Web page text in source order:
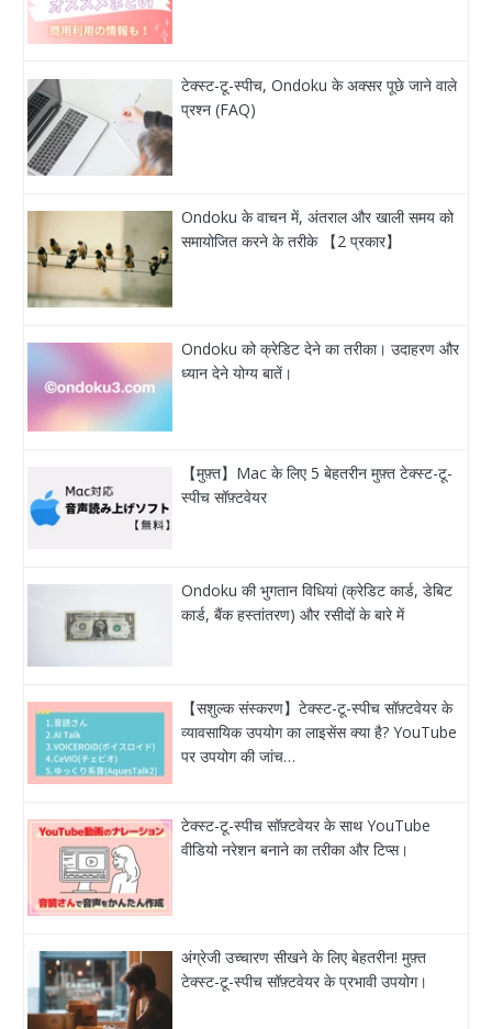
टेक्स्ट-टू-स्पीच, Ondoku के अक्सर पूछे जाने वाले
प्रश्न (FAQ)
Ondoku के वाचन में, अंतराल और खाली समय को
समायोजित करने के तरीके 【2 प्रकार】
Ondoku को क्रेडिट देने का तरीका। उदाहरण और
ध्यान देने योग्य बातें।
【मुफ़्त】Mac के लिए 5 बेहतरीन मुफ़्त टेक्स्ट-टू-
स्पीच सॉफ़्टवेयर
Ondoku की भुगतान विधियां (क्रेडिट कार्ड, डेबिट
कार्ड, बैंक हस्तांतरण) और रसीदों के बारे में
【सशुल्क संस्करण】टेक्स्ट-टू-स्पीच सॉफ़्टवेयर के
व्यावसायिक उपयोग का लाइसेंस क्या है? YouTube
पर उपयोग की जांच…
टेक्स्ट-टू-स्पीच सॉफ़्टवेयर के साथ YouTube
वीडियो नरेशन बनाने का तरीका और टिप्स।
अंग्रेजी उच्चारण सीखने के लिए बेहतरीन! मुफ़्त
टेक्स्ट-टू-स्पीच सॉफ़्टवेयर के प्रभावी उपयोग।